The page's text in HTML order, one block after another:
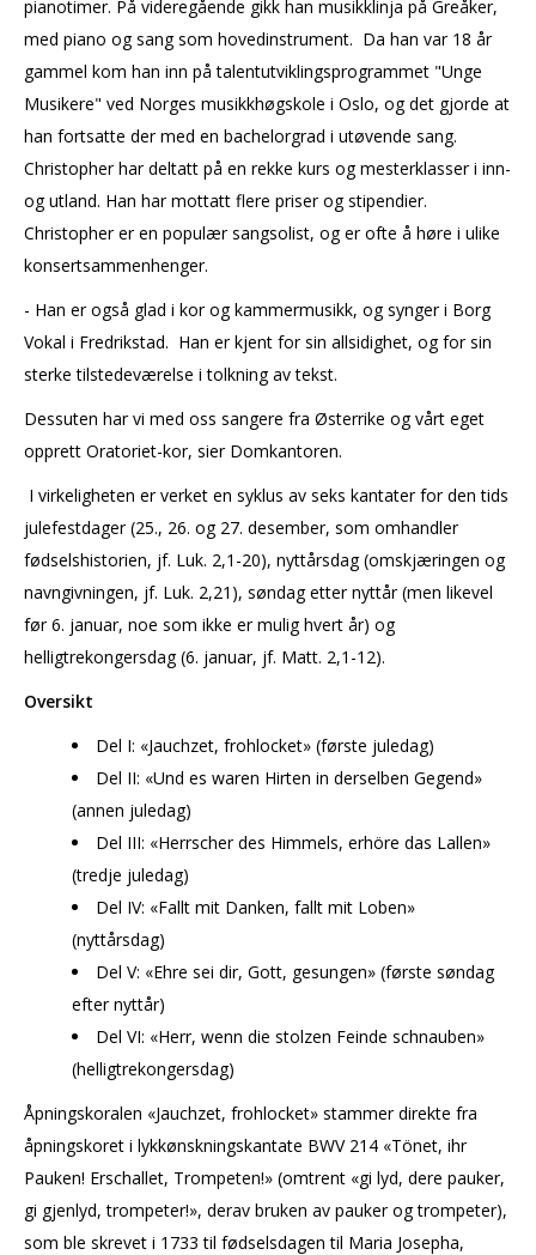
pianotimer. På videregående gikk han musikklinja på Greåker,
med piano og sang som hovedinstrument. Da han var 18 år
gammel kom han inn på talentutviklingsprogrammet "Unge
Musikere" ved Norges musikkhøgskole i Oslo, og det gjorde at
han fortsatte der med en bachelorgrad i utøvende sang.
Christopher har deltatt på en rekke kurs og mesterklasser i inn-
og utland. Han har mottatt flere priser og stipendier.
Christopher er en populær sangsolist, og er ofte å høre i ulike
konsertsammenhenger.
- Han er også glad i kor og kammermusikk, og synger i Borg
Vokal i Fredrikstad. Han er kjent for sin allsidighet, og for sin
sterke tilstedeværelse i tolkning av tekst.
Dessuten har vi med oss sangere fra Østerrike og vårt eget
opprett Oratoriet-kor, sier Domkantoren.
I virkeligheten er verket en syklus av seks kantater for den tids
julefestdager (25., 26. og 27. desember, som omhandler
fødselshistorien, jf. Luk. 2,1-20), nyttårsdag (omskjæringen og
navngivningen, jf. Luk. 2,21), søndag etter nyttår (men likevel
før 6. januar, noe som ikke er mulig hvert år) og
helligtrekongersdag (6. januar, jf. Matt. 2,1-12).
Oversikt
Del I: «Jauchzet, frohlocket» (første juledag)
Del II: «Und es waren Hirten in derselben Gegend»
(annen juledag)
Del III: «Herrscher des Himmels, erhöre das Lallen»
(tredje juledag)
Del IV: «Fallt mit Danken, fallt mit Loben»
(nyttårsdag)
Del V: «Ehre sei dir, Gott, gesungen» (første søndag
efter nyttår)
Del VI: «Herr, wenn die stolzen Feinde schnauben»
(helligtrekongersdag)
Åpningskoralen «Jauchzet, frohlocket» stammer direkte fra
åpningskoret i lykkønskningskantate BWV 214 «Tönet, ihr
Pauken! Erschallet, Trompeten!» (omtrent «gi lyd, dere pauker,
gi gjenlyd, trompeter!», derav bruken av pauker og trompeter),
som ble skrevet i 1733 til fødselsdagen til Maria Josepha,